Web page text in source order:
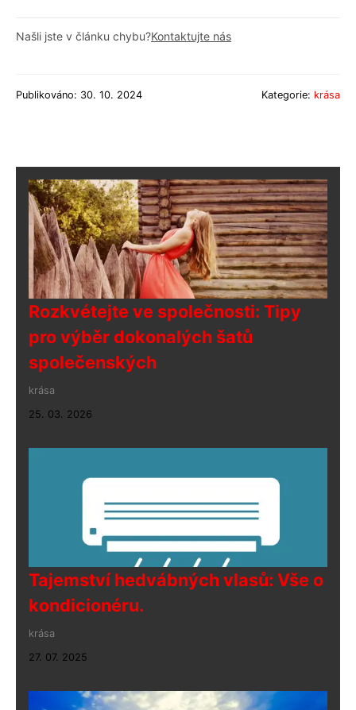
Našli jste v článku chybu?Kontaktujte nás
Publikováno: 30. 10. 2024 Kategorie: krása
Rozkvétejte ve společnosti: Tipy
pro výběr dokonalých šatů
společenských
krása
25. 03. 2026
Tajemství hedvábných vlasů: Vše o
kondicionéru.
krása
27. 07. 2025